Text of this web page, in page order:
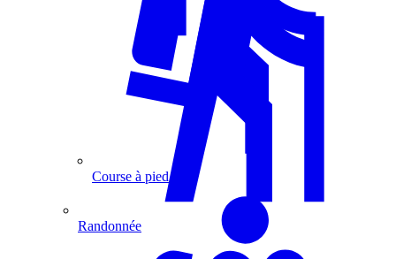
Course à pied
Randonnée